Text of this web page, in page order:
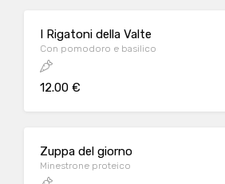
I Rigatoni della Valte
Con pomodoro e basilico
12.00 €
Zuppa del giorno
Minestrone proteico